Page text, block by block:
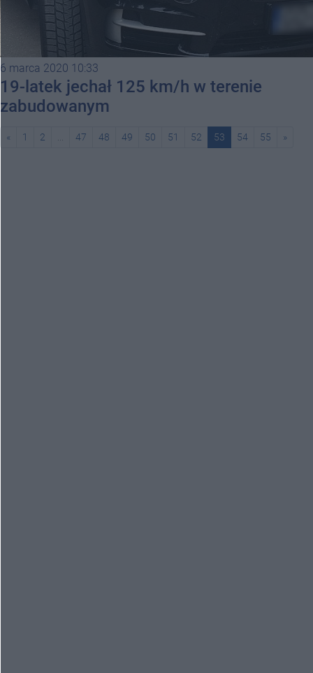
6 marca 2020 10:33
19-latek jechał 125 km/h w terenie
zabudowanym
« 1 2 ... 47 48 49 50 51 52 53 54 55 »